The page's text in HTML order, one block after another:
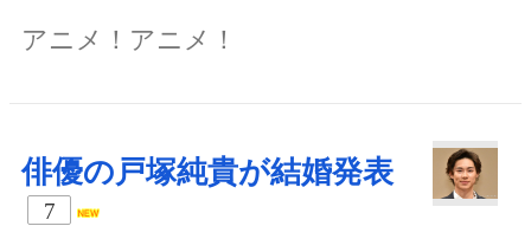
アニメ！アニメ！
俳優の戸塚純貴が結婚発表
7